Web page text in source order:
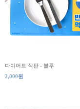
다이어트 식판 - 블루
2,000원